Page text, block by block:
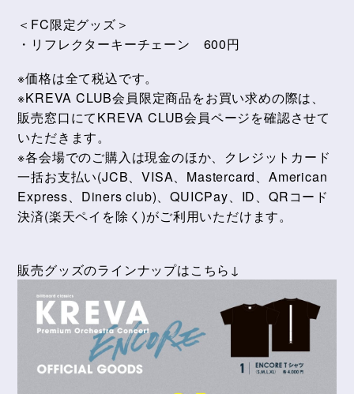
＜FC限定グッズ＞
・リフレクターキーチェーン 600円
※価格は全て税込です。
※KREVA CLUB会員限定商品をお買い求めの際は、
販売窓口にてKREVA CLUB会員ページを確認させて
いただきます。
※各会場でのご購入は現金のほか、クレジットカード
一括お支払い(JCB、VISA、Mastercard、American
Express、Diners club)、QUICPay、ID、QRコード
決済(楽天ペイを除く)がご利用いただけます。
販売グッズのラインナップはこちら↓